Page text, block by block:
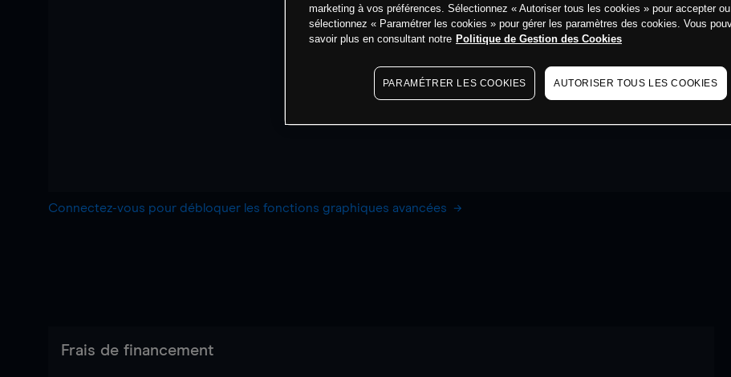
Connectez-vous pour débloquer les fonctions graphiques avancées
Frais de financement
marketing à vos préférences. Sélectionnez « Autoriser tous les cookies » pour accepter ou
sélectionnez « Paramétrer les cookies » pour gérer les paramètres des cookies. Vous
savoir plus en consultant notre Politique de Gestion des Cookies
PARAMÉTRER LES COOKIES AUTORISER TOUS LES COOKIES